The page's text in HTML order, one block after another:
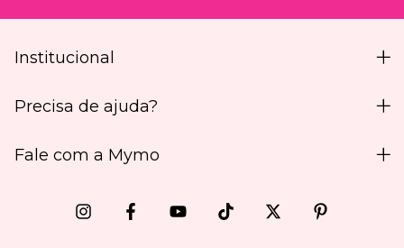
Institucional
Precisa de ajuda?
Fale com a Mymo